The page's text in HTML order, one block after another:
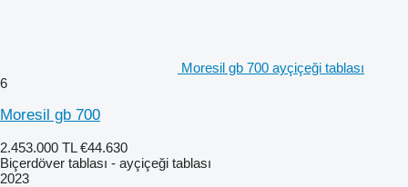
Moresil gb 700 ayçiçeği tablası
6
Moresil gb 700
2.453.000 TL €44.630
Biçerdöver tablası - ayçiçeği tablası
2023